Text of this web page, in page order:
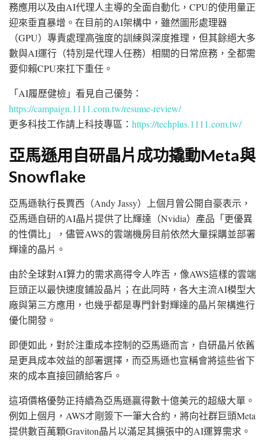
務應用以及由AI代理人主導的全面自動化，CPU的使用量正
迎來垂直暴增。在目前的AI架構中，雖然圖形處理器
（GPU）專責處理高強度的訓練與深度推理，但其餘絕大多
數與AI運行（特別是代理人任務）相關的日常庶務，全都需
要仰賴CPU來扛下重任。
「AI履歷健檢」看見自己優勢：
https://campaign.1111.com.tw/resume-review/
更多科技工作請上科技專區： https://techplus.1111.com.tw/
亞馬遜用自研晶片成功撬動Meta與
Snowflake
亞馬遜執行長賈西（Andy Jassy）上個月曾公開自豪表示，
亞馬遜自研的AI晶片提供了比輝達（Nvidia）產品「更優異
的性價比」，儘管AWS的雲端機房目前依然大量採購並部署
輝達的晶片。
由於全球對AI算力的需求高得令人咋舌，像AWS這樣的雲端
巨頭正以最快速度鋪設晶片；在此同時，各大主流AI模型大
廠與第三方應用，也幾乎都是專門針對輝達的晶片架構進行
優化開發。
即便如此，對於注重成本控制的亞馬遜而言，自研晶片依舊
是更具成本效益的部署選擇，而亞馬遜也宣稱會將這些省下
來的成本直接回饋給客戶。
這項價格優勢正持續為亞馬遜贏得數十億美元的超級大單。
例如上個月，AWS才剛簽下一筆大合約，將向社群巨頭Meta
提供數百萬顆Graviton晶片以滿足其擴張中的AI運算需求。